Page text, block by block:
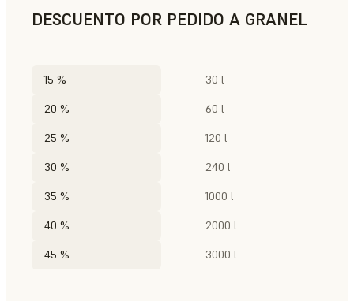
DESCUENTO POR PEDIDO A GRANEL
15 % 30 l
20 % 60 l
25 % 120 l
30 % 240 l
35 % 1000 l
40 % 2000 l
45 % 3000 l